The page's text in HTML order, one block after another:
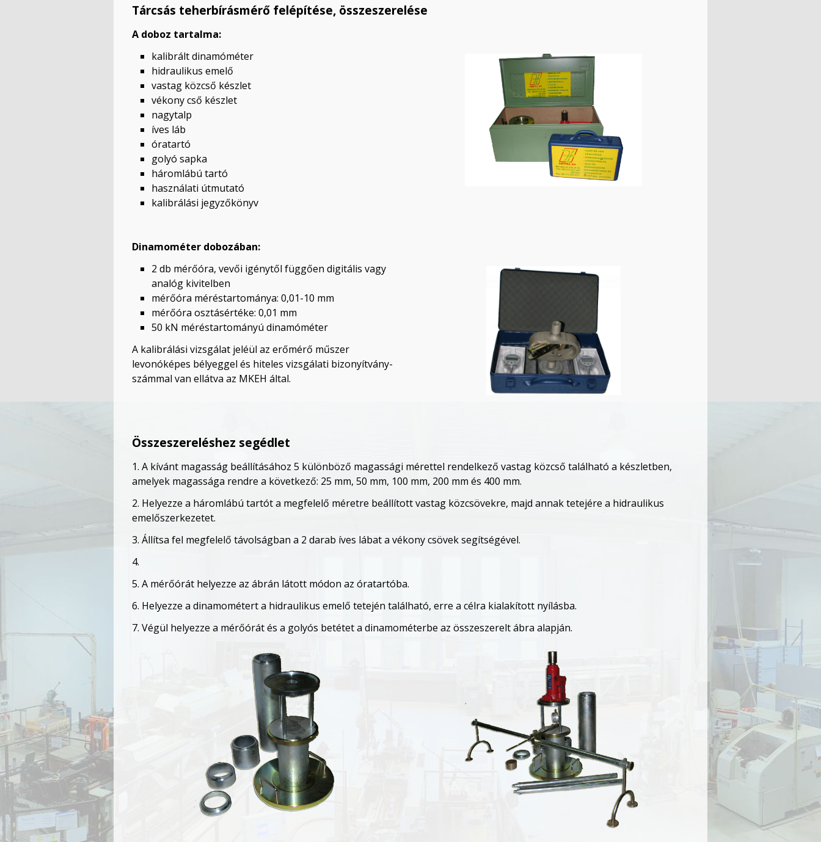
Tárcsás teherbírásmérő felépítése, összeszerelése
A doboz tartalma:
kalibrált dinamóméter
hidraulikus emelő
vastag közcső készlet
vékony cső készlet
nagytalp
íves láb
óratartó
golyó sapka
háromlábú tartó
használati útmutató
kalibrálási jegyzőkönyv
Dinamométer dobozában:
2 db mérőóra, vevői igénytől függően digitális vagy
analóg kivitelben
mérőóra méréstartománya: 0,01-10 mm
mérőóra osztásértéke: 0,01 mm
50 kN méréstartományú dinamóméter
A kalibrálási vizsgálat jeléül az erőmérő műszer
levonóképes bélyeggel és hiteles vizsgálati bizonyítvány-
számmal van ellátva az MKEH által.
Összeszereléshez segédlet
1. A kívánt magasság beállításához 5 különböző magassági mérettel rendelkező vastag közcső található a készletben,
amelyek magassága rendre a következő: 25 mm, 50 mm, 100 mm, 200 mm és 400 mm.
2. Helyezze a háromlábú tartót a megfelelő méretre beállított vastag közcsövekre, majd annak tetejére a hidraulikus
emelőszerkezetet.
3. Állítsa fel megfelelő távolságban a 2 darab íves lábat a vékony csövek segítségével.
4.
5. A mérőórát helyezze az ábrán látott módon az óratartóba.
6. Helyezze a dinamométert a hidraulikus emelő tetején található, erre a célra kialakított nyílásba.
7. Végül helyezze a mérőórát és a golyós betétet a dinamométerbe az összeszerelt ábra alapján.